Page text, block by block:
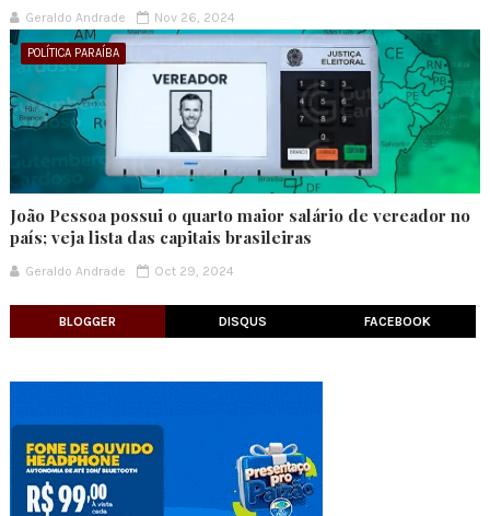
Geraldo Andrade Nov 26, 2024
POLÍTICA PARAÍBA
João Pessoa possui o quarto maior salário de vereador no
país; veja lista das capitais brasileiras
Geraldo Andrade Oct 29, 2024
BLOGGER DISQUS FACEBOOK